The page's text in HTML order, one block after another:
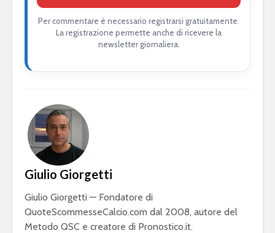
Per commentare è necessario registrarsi gratuitamente.
La registrazione permette anche di ricevere la
newsletter giornaliera.
Giulio Giorgetti
Giulio Giorgetti — Fondatore di
QuoteScommesseCalcio.com dal 2008, autore del
Metodo QSC e creatore di Pronostico.it.